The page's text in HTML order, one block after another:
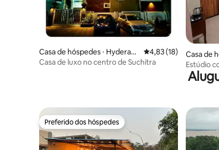
Casa de hóspedes ⋅ Hyderaba
d
4,83 de uma avaliação
4,83 (18)
Casa de luxo no centro de Suchitra
Casa de
Estúdio
Preferido dos hóspedes
Preferido dos hóspedes